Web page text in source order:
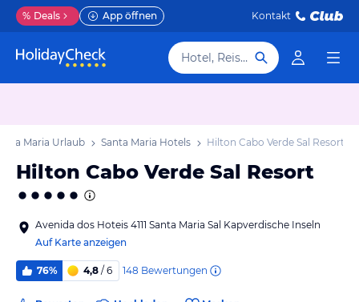
% Deals App öffnen Kontakt
Hotel, Reiseziel
Maria Urlaub Santa Maria Hotels Hilton Cabo Verde Sal Resort
Hilton Cabo Verde Sal Resort
Avenida dos Hoteis 4111 Santa Maria Sal Kapverdische Inseln
Auf Karte anzeigen
76% 4,8 / 6 148 Bewertungen